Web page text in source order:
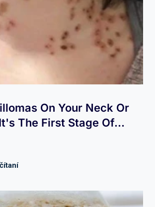
On Your Neck Or
The First Stage Of...